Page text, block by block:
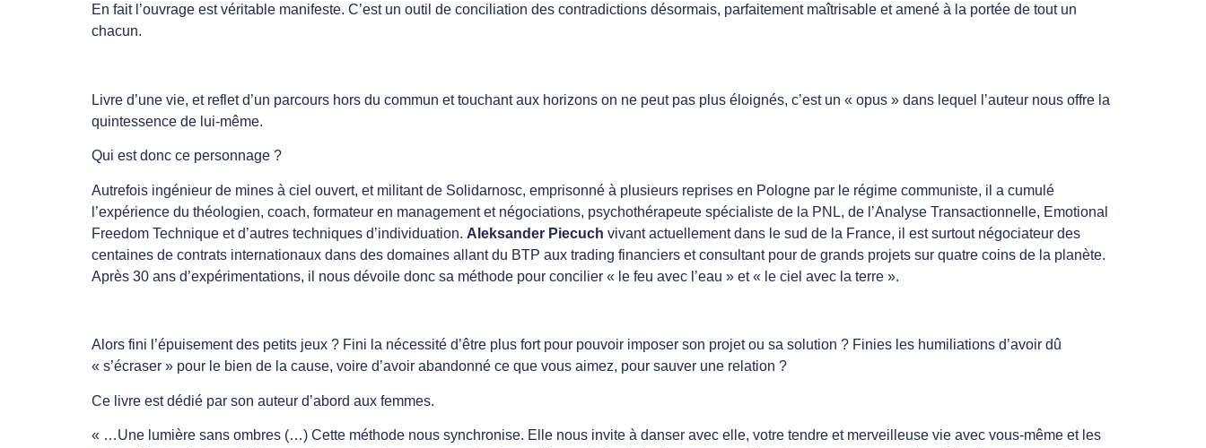
En fait l’ouvrage est véritable manifeste. C’est un outil de conciliation des contradictions désormais, parfaitement maîtrisable et amené à la portée de tout un
chacun.
Livre d’une vie, et reflet d’un parcours hors du commun et touchant aux horizons on ne peut pas plus éloignés, c’est un « opus » dans lequel l’auteur nous offre la
quintessence de lui-même.
Qui est donc ce personnage ?
Autrefois ingénieur de mines à ciel ouvert, et militant de Solidarnosc, emprisonné à plusieurs reprises en Pologne par le régime communiste, il a cumulé
l’expérience du théologien, coach, formateur en management et négociations, psychothérapeute spécialiste de la PNL, de l’Analyse Transactionnelle, Emotional
Freedom Technique et d’autres techniques d’individuation. Aleksander Piecuch vivant actuellement dans le sud de la France, il est surtout négociateur des
centaines de contrats internationaux dans des domaines allant du BTP aux trading financiers et consultant pour de grands projets sur quatre coins de la planète.
Après 30 ans d’expérimentations, il nous dévoile donc sa méthode pour concilier « le feu avec l’eau » et « le ciel avec la terre ».
Alors fini l’épuisement des petits jeux ? Fini la nécessité d’être plus fort pour pouvoir imposer son projet ou sa solution ? Finies les humiliations d’avoir dû
« s’écraser » pour le bien de la cause, voire d’avoir abandonné ce que vous aimez, pour sauver une relation ?
Ce livre est dédié par son auteur d’abord aux femmes.
« …Une lumière sans ombres (…) Cette méthode nous synchronise. Elle nous invite à danser avec elle, votre tendre et merveilleuse vie avec vous-même et les